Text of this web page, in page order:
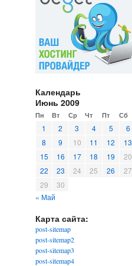
Календарь
Июнь 2009
Пн Вт Ср Чт Пт Сб
1 2 3 4 5 6
8
9 10 11 12 13
15
16 17 18 19 20
22
23 24 25 26 27
29
30
« Май
Карта сайта:
post-sitemap
post-sitemap2
post-sitemap3
post-sitemap4